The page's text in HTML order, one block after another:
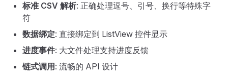
标准 CSV 解析: 正确处理逗号、引号、换行等特殊字
符
数据绑定: 直接绑定到 ListView 控件显示
进度事件: 大文件处理支持进度反馈
链式调用 : 流畅的 API 设计